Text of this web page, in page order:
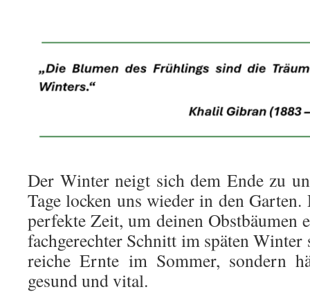
Der Winter neigt sich dem Ende zu
Tage locken uns wieder in den Garten.
perfekte Zeit, um deinen Obstbäumen
fachgerechter Schnitt im späten
reiche Ernte im Sommer, sondern
gesund und vital.